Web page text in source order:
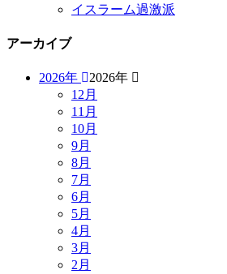
イスラーム過激派
アーカイブ
2026年
2026年
12月
11月
10月
9月
8月
7月
6月
5月
4月
3月
2月